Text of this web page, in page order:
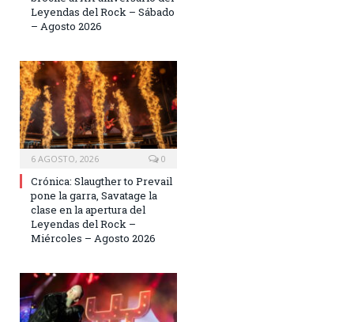
Leyendas del Rock – Sábado
– Agosto 2026
6 AGOSTO, 2026 0
Crónica: Slaugther to Prevail
pone la garra, Savatage la
clase en la apertura del
Leyendas del Rock –
Miércoles – Agosto 2026